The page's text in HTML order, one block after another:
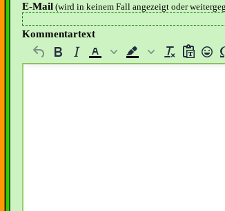
E-Mail (wird in keinem Fall angezeigt oder
Kommentartext